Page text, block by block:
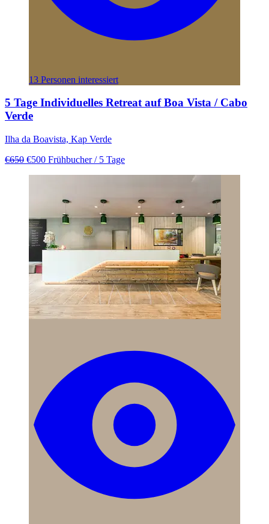
13 Personen interessiert
5 Tage Individuelles Retreat auf Boa Vista / Cabo
Verde
Ilha da Boavista, Kap Verde
€650 €500 Frühbucher / 5 Tage